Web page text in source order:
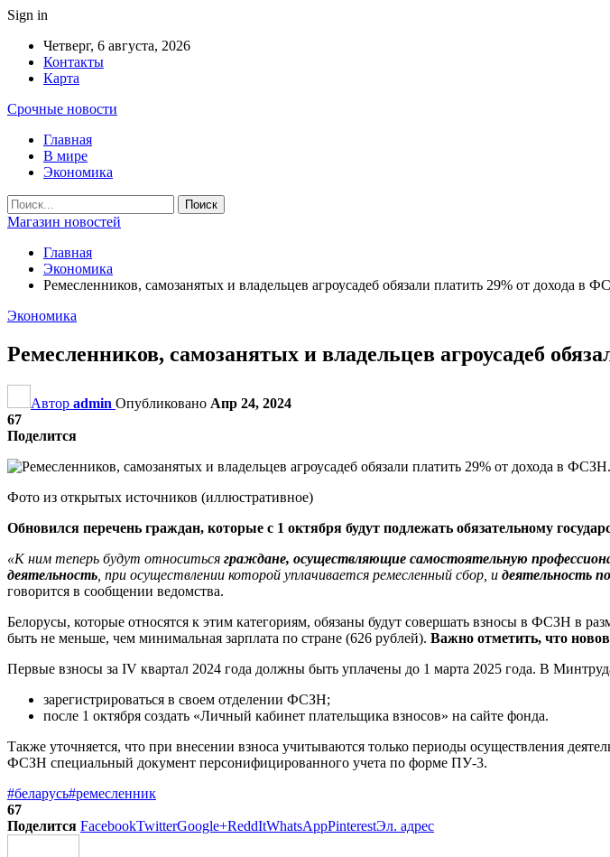
Sign in
Четверг, 6 августа, 2026
Контакты
Карта
Срочные новости
Главная
В мире
Экономика
Магазин новостей
Главная
Экономика
Ремесленников, самозанятых и владельцев агроусадеб обязали платить 29% от дохода в
Экономика
Ремесленников, самозанятых и владельцев агроусадеб
Автор admin Опубликовано Апр 24, 2024
67
Поделится
Фото из открытых источников (иллюстративное)
Обновился перечень граждан, которые с 1 октября будут подлежать обязательному
«К ним теперь будут относиться граждане, осуществляющие самостоятельную
деятельность , при осуществлении которой уплачивается ремесленный сбор, и деятельность
говорится в сообщении ведомства.
Белорусы, которые относятся к этим категориям, обязаны будут совершать взносы в ФСЗН в
быть не меньше, чем минимальная зарплата по стране (626 рублей). Важно отметить, что
Первые взносы за IV квартал 2024 года должны быть уплачены до 1 марта 2025 года. В
зарегистрироваться в своем отделении ФСЗН;
после 1 октября создать «Личный кабинет плательщика взносов» на сайте фонда.
Также уточняется, что при внесении взноса учитываются только периоды осуществления
ФСЗН специальный документ персонифицированного учета по форме ПУ-3.
#беларусь#ремесленник
67
Поделится FacebookTwitterGoogle+ReddItWhatsAppPinterestЭл. адрес